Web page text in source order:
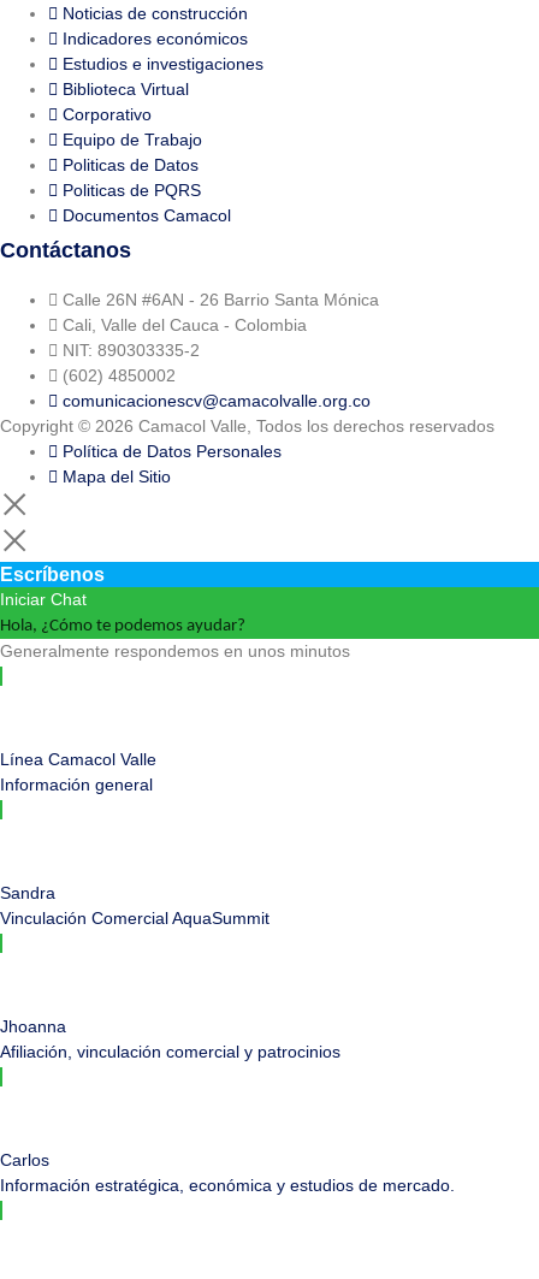
Noticias de construcción
Indicadores económicos
Estudios e investigaciones
Biblioteca Virtual
Corporativo
Equipo de Trabajo
Politicas de Datos
Politicas de PQRS
Documentos Camacol
Contáctanos
Calle 26N #6AN - 26 Barrio Santa Mónica
Cali, Valle del Cauca - Colombia
NIT: 890303335-2
(602) 4850002
comunicacionescv@camacolvalle.org.co
Copyright © 2026 Camacol Valle, Todos los derechos reservados
Política de Datos Personales
Mapa del Sitio
Escríbenos
Iniciar Chat
Hola, ¿Cómo te podemos ayudar?
Generalmente respondemos en unos minutos
Línea Camacol Valle
Información general
Sandra
Vinculación Comercial AquaSummit
Jhoanna
Afiliación, vinculación comercial y patrocinios
Carlos
Información estratégica, económica y estudios de mercado.